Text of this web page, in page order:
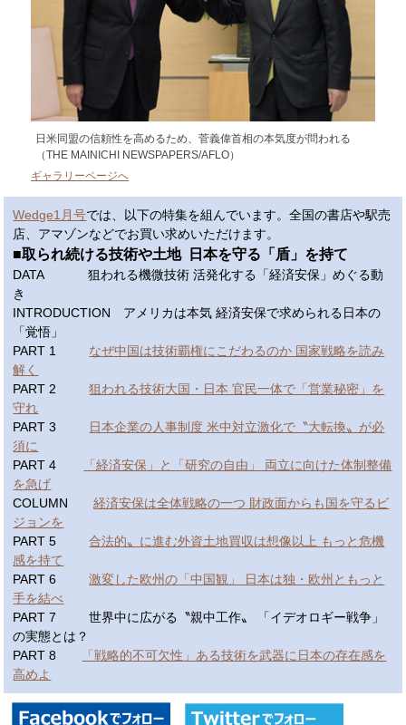
日米同盟の信頼性を高めるため、菅義偉首相の本気度が問われる
（THE MAINICHI NEWSPAPERS/AFLO）
ギャラリーページへ
Wedge1月号では、以下の特集を組んでいます。全国の書店や駅売
店、アマゾンなどでお買い求めいただけます。
■取られ続ける技術や土地 日本を守る「盾」を持て
DATA 狙われる機微技術 活発化する「経済安保」めぐる動
き
INTRODUCTION アメリカは本気 経済安保で求められる日本の
「覚悟」
PART 1 なぜ中国は技術覇権にこだわるのか 国家戦略を読み
解く
PART 2狙われる技術大国・日本 官民一体で「営業秘密」を
守れ
PART 3 日本企業の人事制度 米中対立激化で〝大転換〟が必
須に
PART 4
「経済安保」と「研究の自由」 両立に向けた体制整備
を急げ
COLUMN経済安保は全体戦略の一つ 財政面からも国を守るビ
ジョンを
PART 5合法的〟に進む外資土地買収は想像以上 もっと危機
感を持て
PART 6激変した欧州の「中国観」 日本は独・欧州ともっと
手を結べ
PART 7 世界中に広がる〝親中工作〟 「イデオロギー戦争」
の実態とは？
PART 8
「戦略的不可欠性」ある技術を武器に日本の存在感を
高めよ